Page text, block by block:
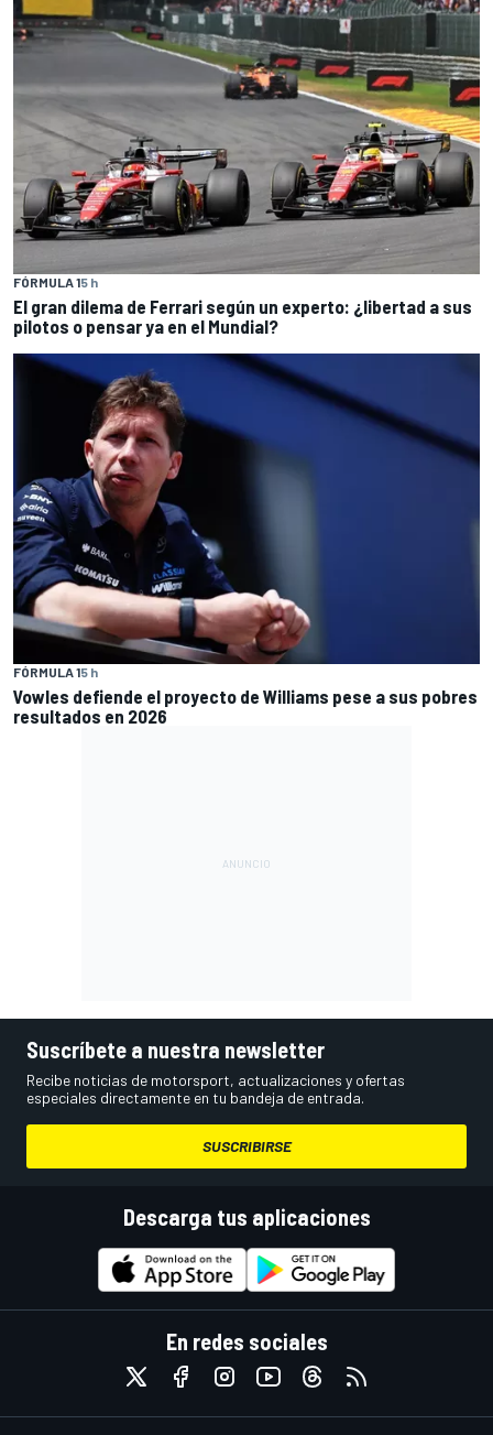
FÓRMULA 15 h
El gran dilema de Ferrari según un experto: ¿libertad a sus
pilotos o pensar ya en el Mundial?
FÓRMULA 15 h
Vowles defiende el proyecto de Williams pese a sus pobres
resultados en 2026
Suscríbete a nuestra newsletter
Recibe noticias de motorsport, actualizaciones y ofertas
especiales directamente en tu bandeja de entrada.
SUSCRIBIRSE
Descarga tus aplicaciones
En redes sociales